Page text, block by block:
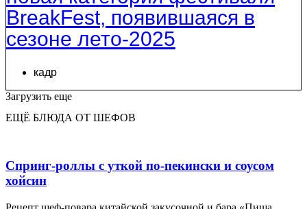
BreakFest, появившаяся в
сезоне лето-2025
кадр
Загрузить еще
ЕЩЁ БЛЮДА ОТ ШЕФОВ
Спринг-роллы с уткой по-пекински и соусом
хойсин